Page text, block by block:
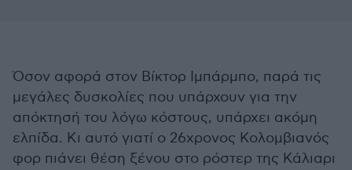
Όσον αφορά στον Βίκτορ Ιμπάρμπο, παρά τις
μεγάλες δυσκολίες που υπάρχουν για την
απόκτησή του λόγω κόστους, υπάρχει ακόμη
ελπίδα. Κι αυτό γιατί ο 26χρονος Κολομβιανός
φορ πιάνει θέση ξένου στο ρόστερ της Κάλιαρι